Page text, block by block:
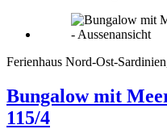
Ferienhaus Nord-Ost-
Bungalow mit
115/4